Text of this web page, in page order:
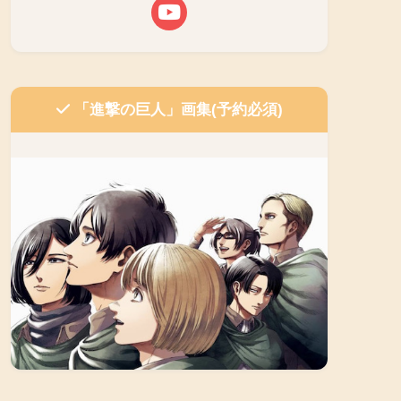
「進撃の巨人」画集(予約必須)